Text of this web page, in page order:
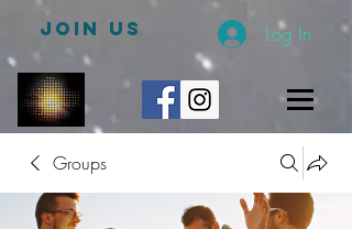
JOIN US Log In
Groups